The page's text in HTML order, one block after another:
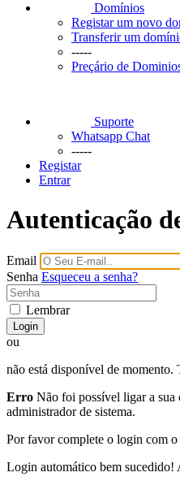
Domínios
Registar um novo
Transferir um
-----
Preçário de
Suporte
Whatsapp Chat
-----
Registar
Entrar
Autenticação
Email
Senha Esqueceu a senha?
Lembrar
Login
ou
não está disponível de momento.
Erro Não foi possível ligar a sua
administrador de sistema.
Por favor complete o login com
Login automático bem sucedido!